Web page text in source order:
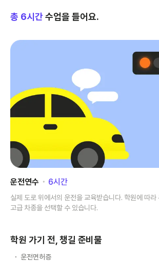
총 6시간수업을 들어요.
운전연수 ･ 6시간
실제 도로 위에서의 운전을 교육받습니다. 학원에 따
고급 차종을 선택할 수 있습니다.
학원 가기 전, 챙길 준비물
운전면허증